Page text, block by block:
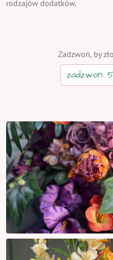
rodzajów dodatków.
Zadzwoń, by
zadzwoń: